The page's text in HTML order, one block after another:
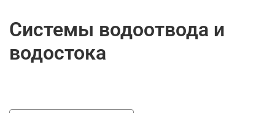
Системы водоотвода и
водостока